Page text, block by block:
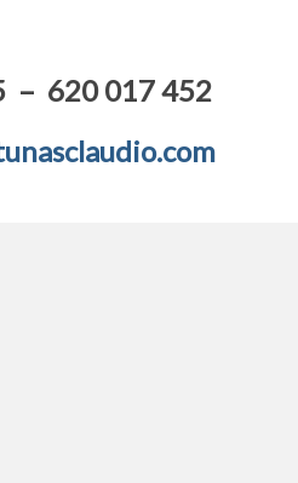
– 620 017 452